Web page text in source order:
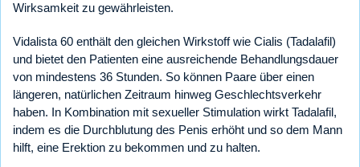
Wirksamkeit zu gewährleisten.
Vidalista 60 enthält den gleichen Wirkstoff wie Cialis (Tadalafil)
und bietet den Patienten eine ausreichende Behandlungsdauer
von mindestens 36 Stunden. So können Paare über einen
längeren, natürlichen Zeitraum hinweg Geschlechtsverkehr
haben. In Kombination mit sexueller Stimulation wirkt Tadalafil,
indem es die Durchblutung des Penis erhöht und so dem Mann
hilft, eine Erektion zu bekommen und zu halten.